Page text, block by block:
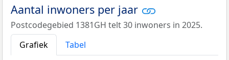
Aantal inwoners per jaar
Postcodegebied 1381GH telt 30 inwoners in 2025.
Grafiek
Tabel